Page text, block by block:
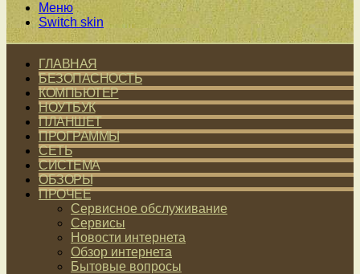
Меню
Switch skin
ГЛАВНАЯ
БЕЗОПАСНОСТЬ
КОМПЬЮТЕР
НОУТБУК
ПЛАНШЕТ
ПРОГРАММЫ
СЕТЬ
СИСТЕМА
ОБЗОРЫ
ПРОЧЕЕ
Сервисное обслуживание
Сервисы
Новости интернета
Обзор интернета
Бытовые вопросы